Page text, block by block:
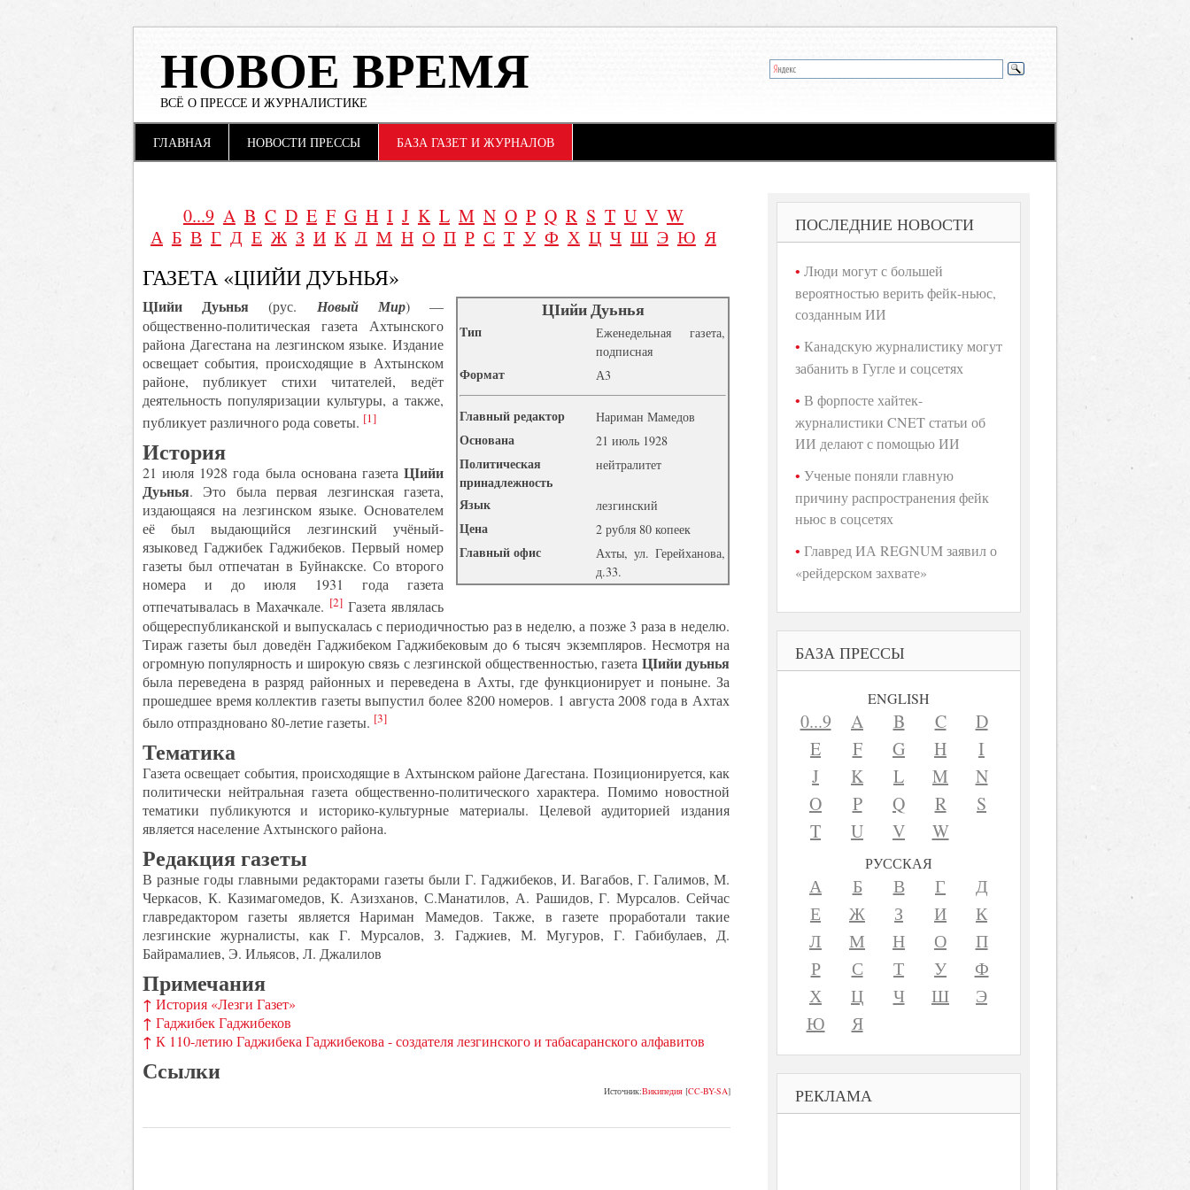
НОВОЕ ВРЕМЯ
ВСЁ О ПРЕССЕ И ЖУРНАЛИСТИКЕ
Main menu
ГЛАВНАЯ НОВОСТИ ПРЕССЫ БАЗА ГАЗЕТ И ЖУРНАЛОВ
0...9 A B C D E F G H I J K L M N O P Q R S T U V W
А Б В Г Д Е Ж З И К Л М Н О П Р С Т У Ф Х Ц Ч Ш Э Ю Я
ГАЗЕТА «ЦІИЙИ ДУЬНЬЯ»
ЦІийи Дуьнья
Tип
Еженедельная газета,
подписная
Формат А3
Главный редактор Нариман Мамедов
Основана 21 июль 1928
Политическая
принадлежность
нейтралитет
Язык лезгинский
Цена 2 рубля 80 копеек
Главный офис
Ахты, ул. Герейханова,
д.33.
ЦІийи Дуьнья (рус. Новый Мир) —
общественно-политическая газета Ахтынского
района Дагестана на лезгинском языке. Издание
освещает события, происходящие в Ахтынском
районе, публикует стихи читателей, ведёт
деятельность популяризации культуры, а также,
публикует различного рода советы. [1]
История
21 июля 1928 года была основана газета ЦІийи
Дуьнья. Это была первая лезгинская газета,
издающаяся на лезгинском языке. Основателем
её был выдающийся лезгинский учёный-
языковед Гаджибек Гаджибеков. Первый номер
газеты был отпечатан в Буйнакске. Со второго
номера и до июля 1931 года газета
отпечатывалась в Махачкале. [2]Газета являлась
общереспубликанской и выпускалась с периодичностью раз в неделю, а позже 3 раза в неделю.
Тираж газеты был доведён Гаджибеком Гаджибековым до 6 тысяч экземпляров. Несмотря на
огромную популярность и широкую связь с лезгинской общественностью, газета ЦIийи дуьнья
была переведена в разряд районных и переведена в Ахты, где функционирует и поныне. За
прошедшее время коллектив газеты выпустил более 8200 номеров. 1 августа 2008 года в Ахтах
было отпраздновано 80-летие газеты. [3]
Тематика
Газета освещает события, происходящие в Ахтынском районе Дагестана. Позиционируется, как
политически нейтральная газета общественно-политического характера. Помимо новостной
тематики публикуются и историко-культурные материалы. Целевой аудиторией издания
является население Ахтынского района.
Редакция газеты
В разные годы главными редакторами газеты были Г. Гаджибеков, И. Вагабов, Г. Галимов, М.
Черкасов, К. Казимагомедов, К. Азизханов, С.Манатилов, А. Рашидов, Г. Мурсалов. Сейчас
главредактором газеты является Нариман Мамедов. Также, в газете проработали такие
лезгинские журналисты, как Г. Мурсалов, З. Гаджиев, М. Мугуров, Г. Габибулаев, Д.
Байрамалиев, Э. Ильясов, Л. Джалилов
Примечания
↑ История «Лезги Газет»
↑ Гаджибек Гаджибеков
↑ К 110-летию Гаджибека Гаджибекова - создателя лезгинского и табасаранского алфавитов
Ссылки
Источник:Википедия[CC-BY-SA]
ПОСЛЕДНИЕ НОВОСТИ
Люди могут с большей
вероятностью верить фейк-ньюс,
созданным ИИ
Канадскую журналистику могут
забанить в Гугле и соцсетях
В форпосте хайтек-
журналистики CNET статьи об
ИИ делают с помощью ИИ
Ученые поняли главную
причину распространения фейк
ньюс в соцсетях
Главред ИА REGNUM заявил о
«рейдерском захвате»
БАЗА ПРЕССЫ
ENGLISH
0...9 A B C
D
E
F G H
I
J
K L M
N
O
P Q R
S
T
U V W
РУССКАЯ
А Б В Г
Д
Е
Ж З И
К
Л
М Н О
П
Р
С Т У
Ф
Х
Ц Ч Ш
Э
Ю
Я
РЕКЛАМА